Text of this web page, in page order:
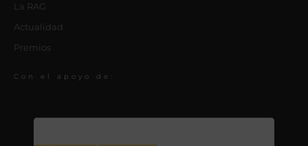
La RAG
Actualidad
Premios
Con el apoyo de: